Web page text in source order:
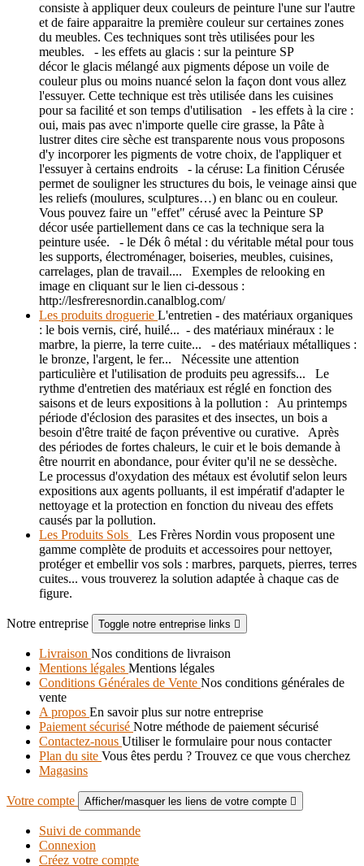
consiste à appliquer deux couleurs de peinture l'une sur l'autre
et de faire apparaitre la première couleur sur certaines zones
du meubles. Ces techniques sont très utilisées pour les
meubles. - les effets au glacis : sur la peinture SP
décor le glacis mélangé aux pigments dépose un voile de
couleur plus ou moins nuancé selon la façon dont vous allez
l'essuyer. Cette technique est très utilisée dans les cuisines
pour sa facilité et son temps d'utilisation - les effets à la cire :
oui, mais pas avec n'importe quelle cire grasse, la Pâte à
lustrer dites cire sèche est transparente nous vous proposons
d'y incorporer les pigments de votre choix, de l'appliquer et
l'essuyer à certains endroits - la céruse: La finition Cérusée
permet de souligner les structures du bois, le veinage ainsi que
les reliefs (moulures, sculptures…) en blanc ou en couleur.
Vous pouvez faire un "effet" cérusé avec la Peinture SP
décor usée partiellement dans ce cas la technique sera la
peinture usée. - le Dék ô métal : du véritable métal pour tous
les supports, électroménager, boiseries, meubles, cuisines,
carrelages, plan de travail.... Exemples de relooking en
image en cliquant sur le lien ci-dessous :
http://lesfreresnordin.canalblog.com/
Les produits droguerie L'entretien - des matériaux organiques
: le bois vernis, ciré, huilé... - des matériaux minéraux : le
marbre, la pierre, la terre cuite... - des matériaux métalliques :
le bronze, l'argent, le fer... Nécessite une attention
particulière et l'utilisation de produits peu agressifs... Le
rythme d'entretien des matériaux est réglé en fonction des
saisons et de leurs expositions à la pollution : Au printemps
période d'éclosion des parasites et des insectes, un bois a
besoin d'être traité de façon préventive ou curative. Après
des périodes de fortes chaleurs, le cuir et le bois demande à
être nourrit en abondance, pour éviter qu'il ne se dessèche.
Le processus d'oxydation des métaux est évolutif selon leurs
expositions aux agents polluants, il est impératif d'adapter le
nettoyage et la protection en fonction du niveau des effets
causés par la pollution.
Les Produits Sols
Les Frères Nordin vous proposent une
gamme complète de produits et accessoires pour nettoyer,
protéger et embellir vos sols : marbres, parquets, pierres, terres
cuites... vous trouverez la solution adaptée à chaque cas de
figure.
Notre entreprise Toggle notre entreprise links 
Livraison Nos conditions de livraison
Mentions légales Mentions légales
Conditions Générales de Vente Nos conditions générales de
vente
A propos En savoir plus sur notre entreprise
Paiement sécurisé Notre méthode de paiement sécurisé
Contactez-nous Utiliser le formulaire pour nous contacter
Plan du site Vous êtes perdu ? Trouvez ce que vous cherchez
Magasins
Votre compte Afficher/masquer les liens de votre compte 
Suivi de commande
Connexion
Créez votre compte